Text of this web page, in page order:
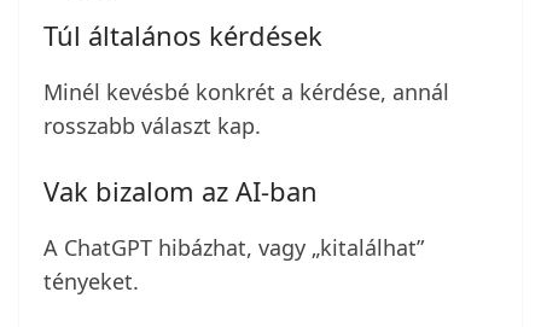
Túl általános kérdések
Minél kevésbé konkrét a kérdése, annál
rosszabb választ kap.
Vak bizalom az AI-ban
A ChatGPT hibázhat, vagy „kitalálhat”
tényeket.